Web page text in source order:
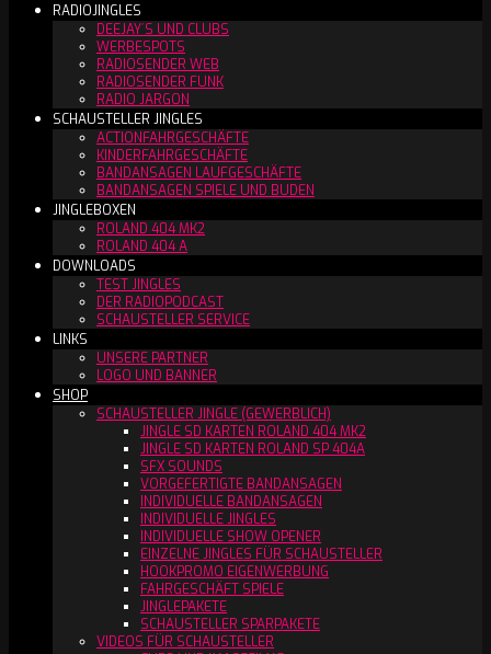
RADIOJINGLES
DEEJAY´S UND CLUBS
WERBESPOTS
RADIOSENDER WEB
RADIOSENDER FUNK
RADIO JARGON
SCHAUSTELLER JINGLES
ACTIONFAHRGESCHÄFTE
KINDERFAHRGESCHÄFTE
BANDANSAGEN LAUFGESCHÄFTE
BANDANSAGEN SPIELE UND BUDEN
JINGLEBOXEN
ROLAND 404 MK2
ROLAND 404 A
DOWNLOADS
TEST JINGLES
DER RADIOPODCAST
SCHAUSTELLER SERVICE
LINKS
UNSERE PARTNER
LOGO UND BANNER
SHOP
SCHAUSTELLER JINGLE (GEWERBLICH)
JINGLE SD KARTEN ROLAND 404 MK2
JINGLE SD KARTEN ROLAND SP 404A
SFX SOUNDS
VORGEFERTIGTE BANDANSAGEN
INDIVIDUELLE BANDANSAGEN
INDIVIDUELLE JINGLES
INDIVIDUELLE SHOW OPENER
EINZELNE JINGLES FÜR SCHAUSTELLER
HOOKPROMO EIGENWERBUNG
FAHRGESCHÄFT SPIELE
JINGLEPAKETE
SCHAUSTELLER SPARPAKETE
VIDEOS FÜR SCHAUSTELLER